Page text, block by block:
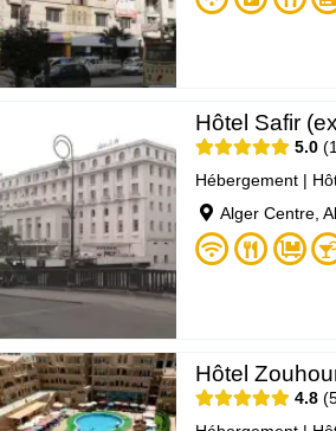
Hôtel Safir
5.0
Hébergement |
Alger Centre,
Hôtel
4.8